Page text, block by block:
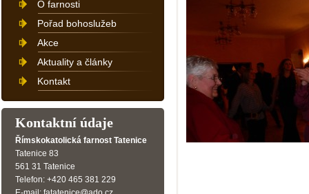
O farnosti
Pořad bohoslužeb
Akce
Aktuality a články
Kontakt
Kontaktní údaje
Římskokatolická farnost Tatenice
Tatenice 83
561 31 Tatenice
Telefon: +420 465 381 229